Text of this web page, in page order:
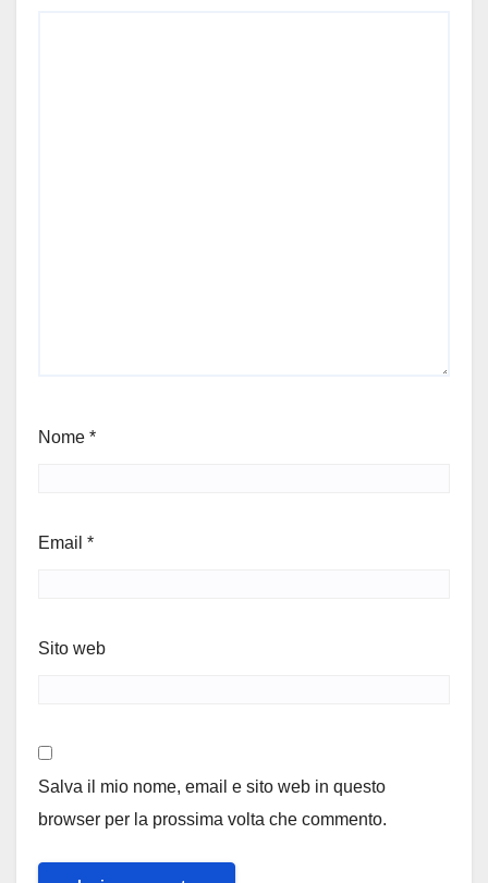
Nome *
Email *
Sito web
Salva il mio nome, email e sito web in questo
browser per la prossima volta che commento.